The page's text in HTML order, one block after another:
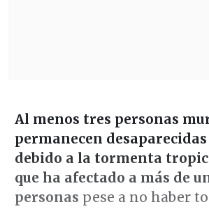
Al menos tres personas
permanecen
debido a la tormenta
que ha afectado a más de
personas pese a no haber